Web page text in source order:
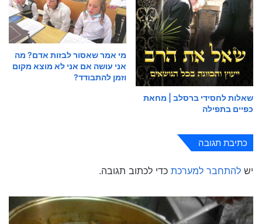
שאלות לחסידי ברסלב | מחאת
כפיים בתפילה
מי אמר שאסור לבזות אדם? מה
אני עושה אם אני לא מוצא מקום
וזמן להתבודד?
כתיבת תגובה
יש להתחבר למערכת כדי לכתוב תגובה.